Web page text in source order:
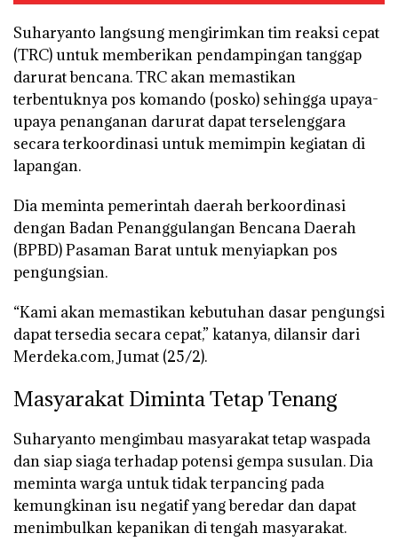
Suharyanto langsung mengirimkan tim reaksi cepat
(TRC) untuk memberikan pendampingan tanggap
darurat bencana. TRC akan memastikan
terbentuknya pos komando (posko) sehingga upaya-
upaya penanganan darurat dapat terselenggara
secara terkoordinasi untuk memimpin kegiatan di
lapangan.
Dia meminta pemerintah daerah berkoordinasi
dengan Badan Penanggulangan Bencana Daerah
(BPBD) Pasaman Barat untuk menyiapkan pos
pengungsian.
“Kami akan memastikan kebutuhan dasar pengungsi
dapat tersedia secara cepat,” katanya, dilansir dari
Merdeka.com, Jumat (25/2).
Masyarakat Diminta Tetap Tenang
Suharyanto mengimbau masyarakat tetap waspada
dan siap siaga terhadap potensi gempa susulan. Dia
meminta warga untuk tidak terpancing pada
kemungkinan isu negatif yang beredar dan dapat
menimbulkan kepanikan di tengah masyarakat.